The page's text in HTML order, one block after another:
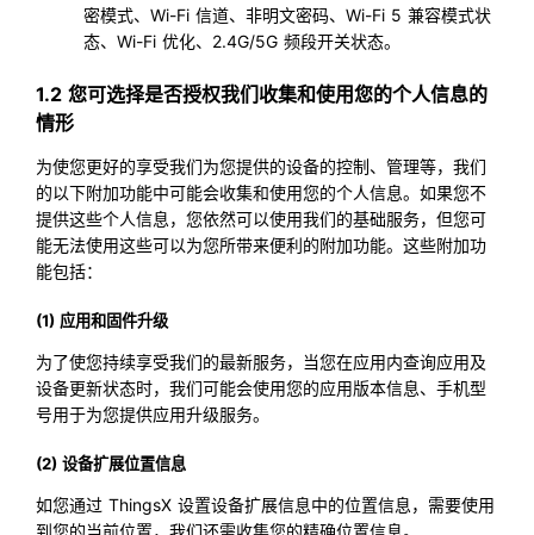
密模式、Wi-Fi 信道、非明文密码、Wi-Fi 5 兼容模式状
态、Wi-Fi 优化、2.4G/5G 频段开关状态。
1.2 您可选择是否授权我们收集和使用您的个人信息的
情形
为使您更好的享受我们为您提供的设备的控制、管理等，我们
的以下附加功能中可能会收集和使用您的个人信息。如果您不
提供这些个人信息，您依然可以使用我们的基础服务，但您可
能无法使用这些可以为您所带来便利的附加功能。这些附加功
能包括：
(1) 应用和固件升级
为了使您持续享受我们的最新服务，当您在应用内查询应用及
设备更新状态时，我们可能会使用您的应用版本信息、手机型
号用于为您提供应用升级服务。
(2) 设备扩展位置信息
如您通过 ThingsX 设置设备扩展信息中的位置信息，需要使用
到您的当前位置，我们还需收集您的精确位置信息。